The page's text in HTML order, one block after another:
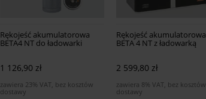
Rękojeść akumulatorowa
BETA4 NT do ładowarki
1 126,90 zł
zawiera 23% VAT, bez kosztów
dostawy
Rękojeść akumulatorowa
BETA 4 NT z ładowarką
2 599,80 zł
zawiera 8% VAT, bez kosztów
dostawy